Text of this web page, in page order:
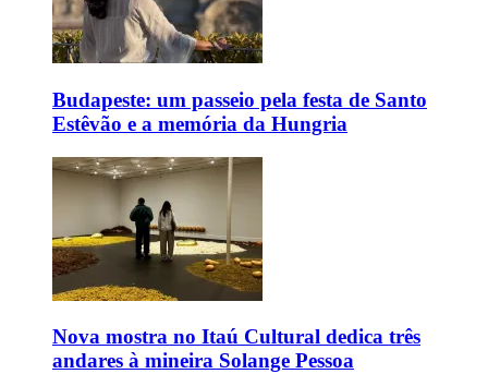
Budapeste: um passeio pela festa de Santo
Estêvão e a memória da Hungria
Nova mostra no Itaú Cultural dedica três
andares à mineira Solange Pessoa